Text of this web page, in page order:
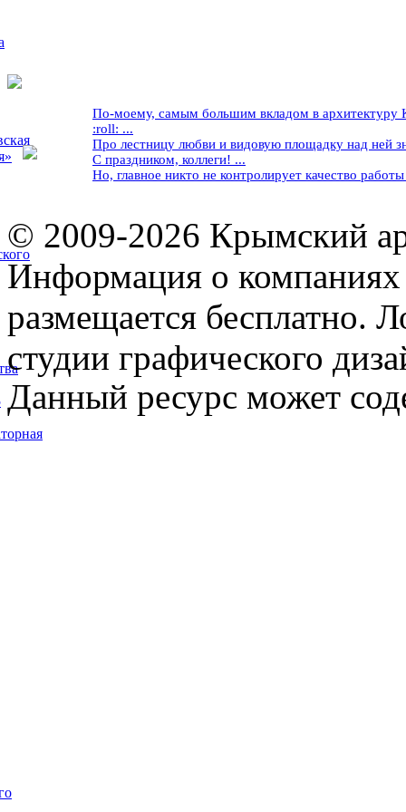
По-моему, самым большим вкладом в архитектуру
:roll: ...
Про лестницу любви и видовую площадку над ней
С праздником, коллеги! ...
Но, главное никто не контролирует качество
© 2009-2026 Крымский
Информация о компаниях
размещается бесплатно.
студии графического
Данный ресурс может